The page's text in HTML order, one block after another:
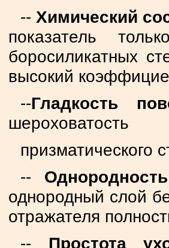
-- Химический
показатель
боросиликатных
высокий
--Гладкость
шероховатость
призматического
--
однородный слой
отражателя
-- Простота